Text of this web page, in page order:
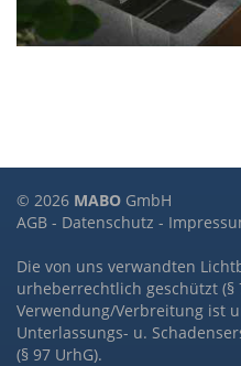
© 2026 MABO GmbH
AGB - Datenschutz -
Die von uns verwandten
urheberrechtlich geschützt (§
Verwendung/Verbreitung ist
Unterlassungs- u.
(§ 97 UrhG).